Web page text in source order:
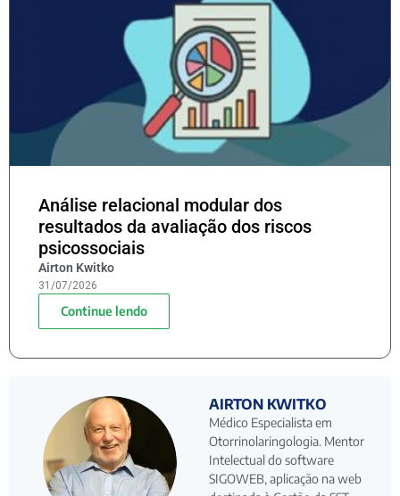
Análise relacional modular dos
resultados da avaliação dos riscos
psicossociais
Airton Kwitko
31/07/2026
Continue lendo
AIRTON KWITKO
Médico Especialista em
Otorrinolaringologia. Mentor
Intelectual do software
SIGOWEB, aplicação na web